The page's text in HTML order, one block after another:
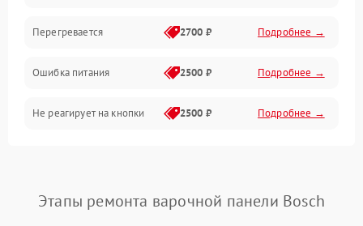
Перегревается 2700 ₽ Подробнее →
Ошибка питания 2500 ₽ Подробнее →
Не реагирует на кнопки 2500 ₽ Подробнее →
Этапы ремонта варочной панели Bosch